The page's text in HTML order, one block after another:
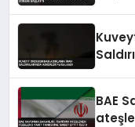
BAE